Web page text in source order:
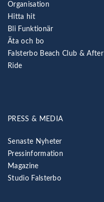
Organisation
Hitta hit
Bli Funktionär
Äta och bo
Falsterbo Beach Club & After
Ride
PRESS & MEDIA
Senaste Nyheter
Pressinformation
Magazine
Studio Falsterbo